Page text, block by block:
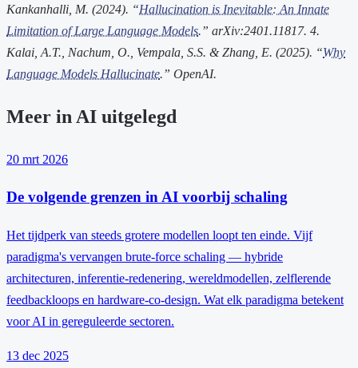
Kankanhalli, M. (2024). “Hallucination is Inevitable: An Innate
Limitation of Large Language Models.” arXiv:2401.11817. 4.
Kalai, A.T., Nachum, O., Vempala, S.S. & Zhang, E. (2025). “Why
Language Models Hallucinate.” OpenAI.
Meer in AI uitgelegd
20 mrt 2026
De volgende grenzen in AI voorbij schaling
Het tijdperk van steeds grotere modellen loopt ten einde. Vijf
paradigma's vervangen brute-force schaling — hybride
architecturen, inferentie-redenering, wereldmodellen, zelflerende
feedbackloops en hardware-co-design. Wat elk paradigma betekent
voor AI in gereguleerde sectoren.
13 dec 2025